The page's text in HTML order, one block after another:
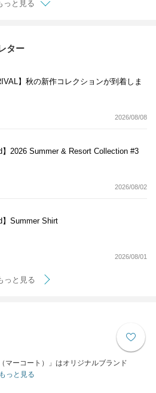
っと見る
ター
】秋の新作コレクションが到着しま
2026/08/08
】2026 Summer & Resort Collection #3
2026/08/02
】Summer Shirt
2026/08/01
っと見る
マーコート）」はオリジナルブランド
もっと見る